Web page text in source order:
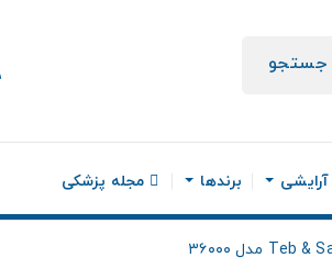
جستجو
آرایشی برندها مجله پزشکی